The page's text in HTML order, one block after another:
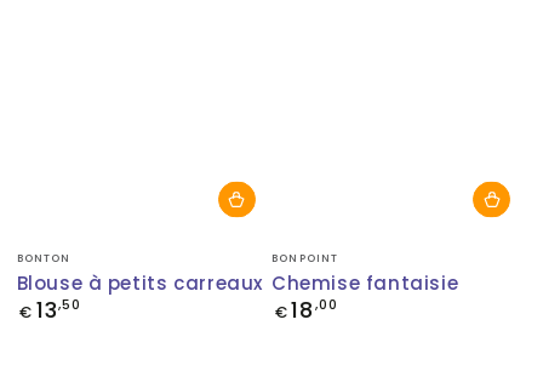
Fournisseur:
BONTON
Blouse à petits carreaux
Prix
€ 13,50
Fournisseur:
BONPOINT
Chemise fantaisie
Prix
€18 ,00